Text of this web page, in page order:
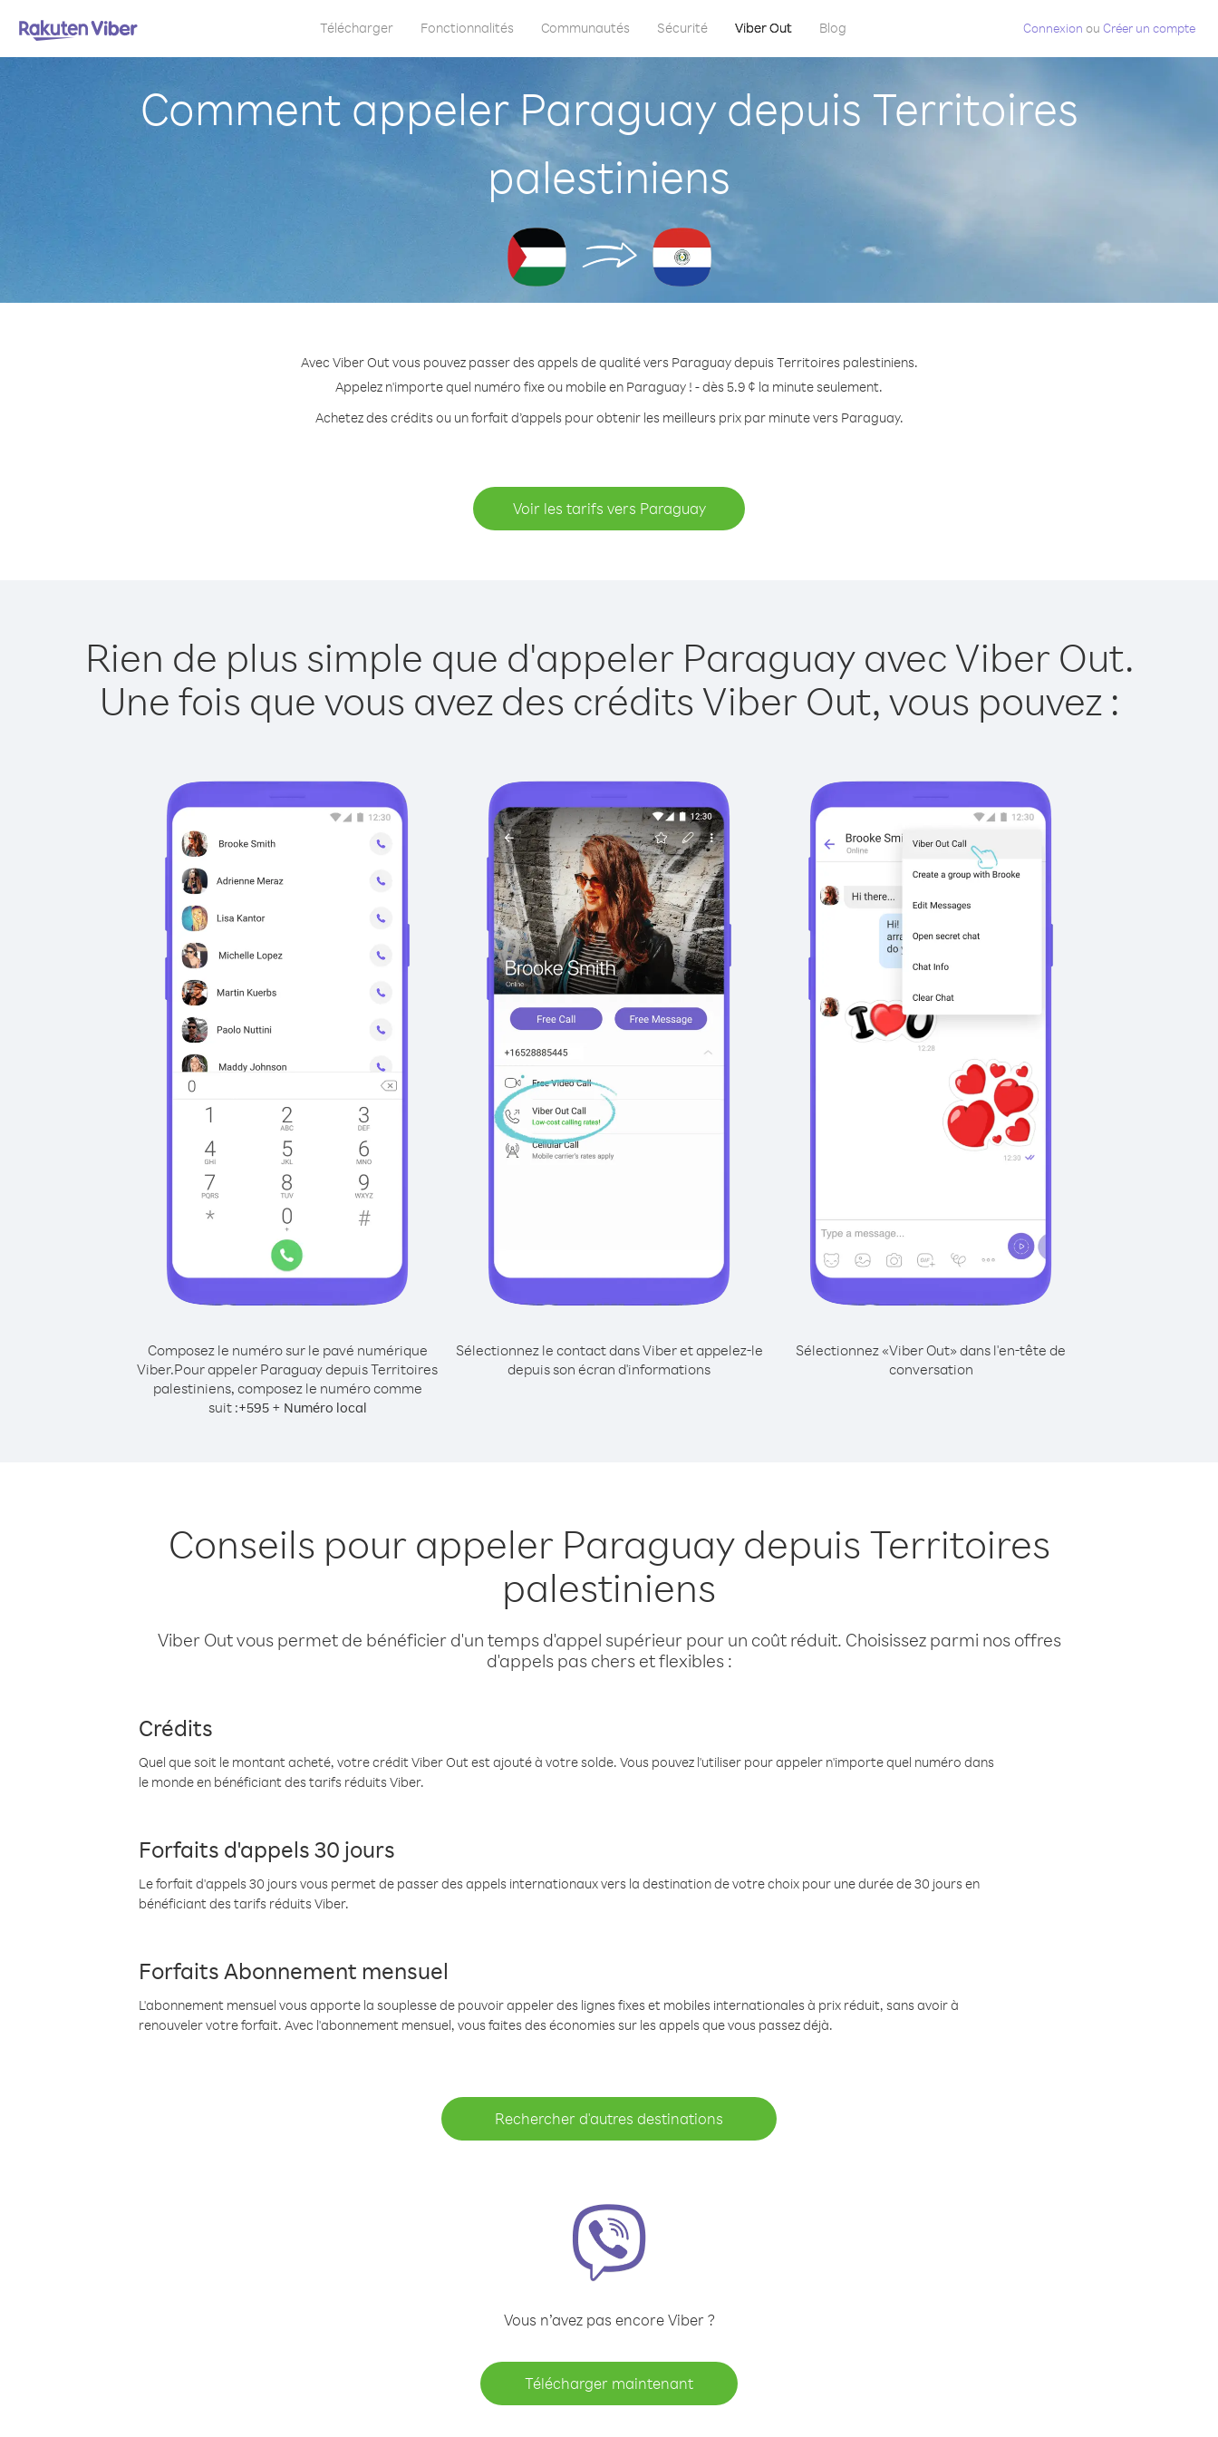
Télécharger Fonctionnalités Communautés Sécurité Viber Out Blog Connexion ou Créer un compte
Comment appeler Paraguay depuis Territoires
palestiniens
Avec Viber Out vous pouvez passer des appels de qualité vers Paraguay depuis Territoires palestiniens.
Appelez n'importe quel numéro fixe ou mobile en Paraguay ! - dès 5.9 ¢ la minute seulement.
Achetez des crédits ou un forfait d’appels pour obtenir les meilleurs prix par minute vers Paraguay.
Voir les tarifs vers Paraguay
Rien de plus simple que d'appeler Paraguay avec Viber Out.
Une fois que vous avez des crédits Viber Out, vous pouvez :
Composez le numéro sur le pavé numérique
Viber.Pour appeler Paraguay depuis Territoires
palestiniens, composez le numéro comme
suit :+595+ Numéro local
Sélectionnez le contact dans Viber et appelez-le
depuis son écran d'informations
Sélectionnez «Viber Out» dans l'en-tête de
conversation
Conseils pour appeler Paraguay depuis Territoires
palestiniens
Viber Out vous permet de bénéficier d'un temps d'appel supérieur pour un coût réduit. Choisissez parmi nos offres
d'appels pas chers et flexibles :
Crédits
Quel que soit le montant acheté, votre crédit Viber Out est ajouté à votre solde. Vous pouvez l'utiliser pour appeler n'importe quel numéro dans
le monde en bénéficiant des tarifs réduits Viber.
Forfaits d'appels 30 jours
Le forfait d'appels 30 jours vous permet de passer des appels internationaux vers la destination de votre choix pour une durée de 30 jours en
bénéficiant des tarifs réduits Viber.
Forfaits Abonnement mensuel
L'abonnement mensuel vous apporte la souplesse de pouvoir appeler des lignes fixes et mobiles internationales à prix réduit, sans avoir à
renouveler votre forfait. Avec l'abonnement mensuel, vous faites des économies sur les appels que vous passez déjà.
Rechercher d'autres destinations
Vous n’avez pas encore Viber ?
Télécharger maintenant